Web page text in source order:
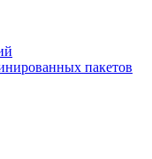
пакетов